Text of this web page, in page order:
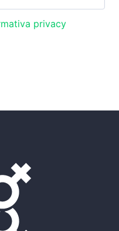
privacy